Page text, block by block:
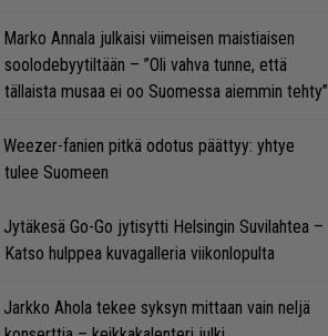
Marko Annala julkaisi viimeisen maistiaisen
soolodebyytiltään – ”Oli vahva tunne, että
tällaista musaa ei oo Suomessa aiemmin tehty”
Weezer-fanien pitkä odotus päättyy: yhtye
tulee Suomeen
Jytäkesä Go-Go jytisytti Helsingin Suvilahtea –
Katso hulppea kuvagalleria viikonlopulta
Jarkko Ahola tekee syksyn mittaan vain neljä